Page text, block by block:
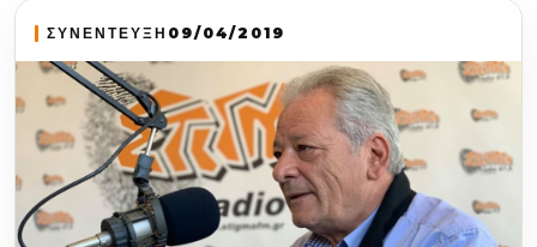
ΣΥΝΕΝΤΕΥΞΗ 09/04/2019